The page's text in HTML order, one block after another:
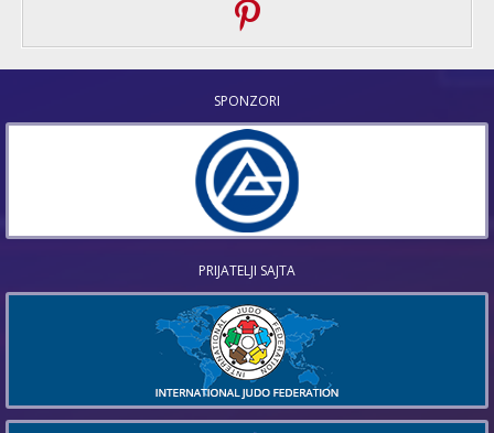
SPONZORI
PRIJATELJI SAJTA